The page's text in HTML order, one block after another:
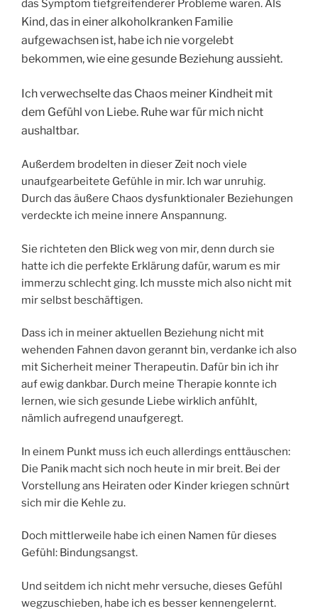
das Symptom tiefgreifenderer Probleme waren. A ls
Kind, das in einer alkoholkranken Familie
aufgewachsen ist, habe ich nie vorgelebt
bekommen, wie eine gesunde Beziehung aussieht.
Ich verwechselte das Chaos meiner Kindheit mit
dem Gefühl von Liebe. Ruhe war für mich nicht
aushaltbar.
Außerdem brodelten in dieser Zeit noch viele
unaufgearbeitete Gefühle in mir. Ich war unruhig.
Durch das äußere Chaos dysfunktionaler Beziehungen
verdeckte ich meine innere Anspannung.
Sie richteten den Blick weg von mir, denn durch sie
hatte ich die perfekte Erklärung dafür, warum es mir
immerzu schlecht ging. Ich musste mich also nicht mit
mir selbst beschäftigen.
Dass ich in meiner aktuellen Beziehung nicht mit
wehenden Fahnen davon gerannt bin, verdanke ich also
mit Sicherheit meiner Therapeutin. Dafür bin ich ihr
auf ewig dankbar. Durch meine Therapie konnte ich
lernen, wie sich gesunde Liebe wirklich anfühlt,
nämlich aufregend unaufgeregt.
In einem Punkt muss ich euch allerdings enttäuschen:
Die Panik macht sich noch heute in mir breit. Bei der
Vorstellung ans Heiraten oder Kinder kriegen schnürt
sich mir die Kehle zu.
Doch mittlerweile habe ich einen Namen für dieses
Gefühl: Bindungsangst.
Und seitdem ich nicht mehr versuche, dieses Gefühl
wegzuschieben, habe ich es besser kennengelernt.